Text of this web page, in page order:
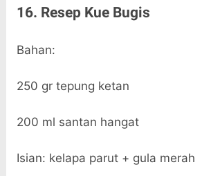
16. Resep Kue Bugis
Bahan:
250 gr tepung ketan
200 ml santan hangat
Isian: kelapa parut + gula merah